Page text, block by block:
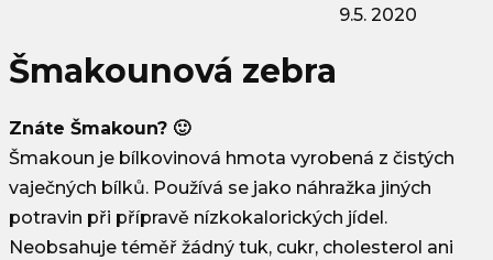
9.5. 2020
Šmakounová zebra
Znáte Šmakoun? 🙂
Šmakoun je bílkovinová hmota vyrobená z čistých
vaječných bílků. Používá se jako náhražka jiných
potravin při přípravě nízkokalorických jídel.
Neobsahuje téměř žádný tuk, cukr, cholesterol ani